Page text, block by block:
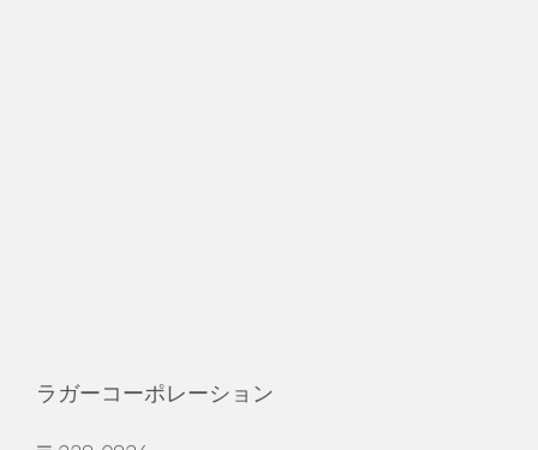
ラガーコーポレーション